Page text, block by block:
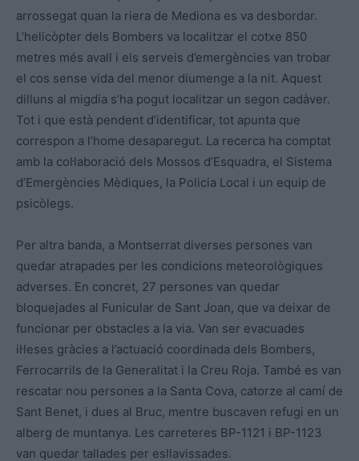
arrossegat quan la riera de Mediona es va desbordar.
L’helicòpter dels Bombers va localitzar el cotxe 850
metres més avall i els serveis d’emergències van trobar
el cos sense vida del menor diumenge a la nit. Aquest
dilluns al migdia s’ha pogut localitzar un segon cadàver.
Tot i que està pendent d’identificar, tot apunta que
correspon a l’home desaparegut. La recerca ha comptat
amb la col·laboració dels Mossos d’Esquadra, el Sistema
d’Emergències Mèdiques, la Policia Local i un equip de
psicòlegs.
Per altra banda, a Montserrat diverses persones van
quedar atrapades per les condicions meteorològiques
adverses. En concret, 27 persones van quedar
bloquejades al Funicular de Sant Joan, que va deixar de
funcionar per obstacles a la via. Van ser evacuades
il·leses gràcies a l’actuació coordinada dels Bombers,
Ferrocarrils de la Generalitat i la Creu Roja. També es van
rescatar nou persones a la Santa Cova, catorze al camí de
Sant Benet, i dues al Bruc, mentre buscaven refugi en un
alberg de muntanya. Les carreteres BP-1121 i BP-1123
van quedar tallades per esllavissades.